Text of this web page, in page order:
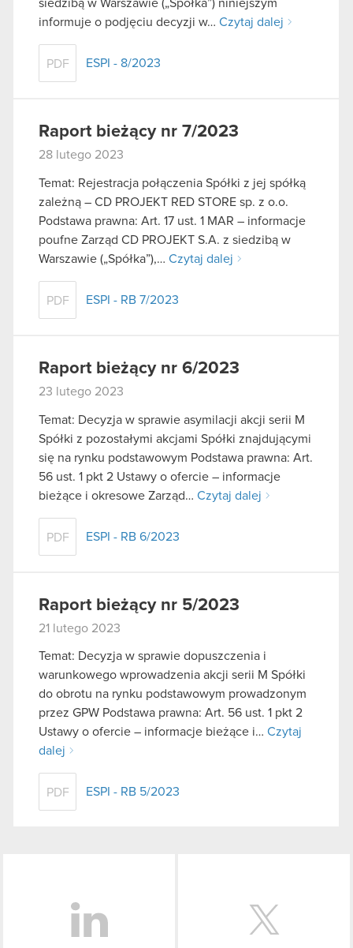
siedzibą w Warszawie („Spółka”) niniejszym
informuje o podjęciu decyzji w… Czytaj dalej
PDF ESPI - 8/2023
Raport bieżący nr 7/2023
28 lutego 2023
Temat: Rejestracja połączenia Spółki z jej spółką
zależną – CD PROJEKT RED STORE sp. z o.o.
Podstawa prawna: Art. 17 ust. 1 MAR – informacje
poufne Zarząd CD PROJEKT S.A. z siedzibą w
Warszawie („Spółka”),… Czytaj dalej
PDF ESPI - RB 7/2023
Raport bieżący nr 6/2023
23 lutego 2023
Temat: Decyzja w sprawie asymilacji akcji serii M
Spółki z pozostałymi akcjami Spółki znajdującymi
się na rynku podstawowym Podstawa prawna: Art.
56 ust. 1 pkt 2 Ustawy o ofercie – informacje
bieżące i okresowe Zarząd… Czytaj dalej
PDF ESPI - RB 6/2023
Raport bieżący nr 5/2023
21 lutego 2023
Temat: Decyzja w sprawie dopuszczenia i
warunkowego wprowadzenia akcji serii M Spółki
do obrotu na rynku podstawowym prowadzonym
przez GPW Podstawa prawna: Art. 56 ust. 1 pkt 2
Ustawy o ofercie – informacje bieżące i… Czytaj
dalej
PDF ESPI - RB 5/2023